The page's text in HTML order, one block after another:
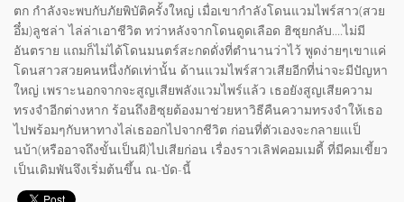
ตก กำลังจะพบกับภัยพิบัติครั้งใหญ่ เมื่อเขากำลังโดนแวมไพร์สาว(สวย
อึ๋ม)ลูชล่า ไล่ล่าเอาชีวิต ทว่าหลังจากโดนดูดเลือด ฮิซุยกลับ....ไม่มี
อันตราย แถมก็ไม่ได้โดนมนตร์สะกดดั่งที่ตำนานว่าไว้ พูดง่ายๆเขาแค่
โดนสาวสวยคนหนึ่งกัดเท่านั้น ด้านแวมไพร์สาวเสียอีกที่น่าจะมีปัญหา
ใหญ่ เพราะนอกจากจะสูญเสียพลังแวมไพร์แล้ว เธอยังสูญเสียความ
ทรงจำอีกต่างหาก ร้อนถึงฮิซุยต้องมาช่วยหาวิธีคืนความทรงจำให้เธอ
ไปพร้อมๆกับหาทางไล่เธออกไปจากชีวิต ก่อนที่ตัวเองจะกลายแเป็
นบ้า(หรืออาจถึงขั้นเป็นผี)ไปเสียก่อน เรื่องราวเลิฟคอมเมดี้ ที่มีคมเขี้ยว
เป็นเดิมพันจึงเริ่มต้นขึ้น ณ-บัด-นี้